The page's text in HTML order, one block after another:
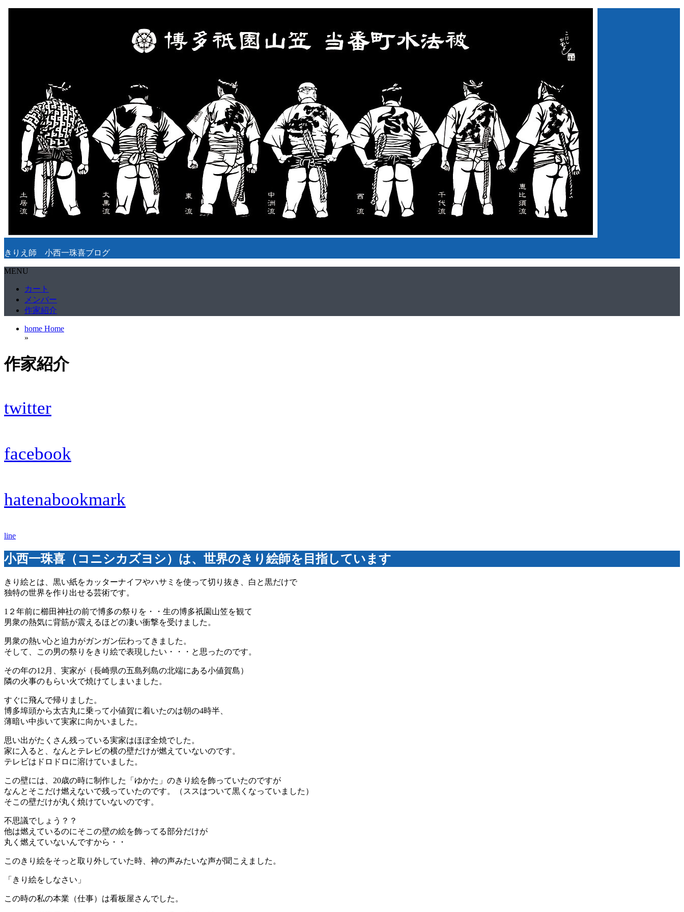
きりえ師 小西一珠喜ブログ
MENU
カート
メンバー
作家紹介
home Home
»
作家紹介
twitter
facebook
hatenabookmark
line
小西一珠喜（コニシカズヨシ）は、世界のきり絵師を目指しています
きり絵とは、黒い紙をカッターナイフやハサミを使って切り抜き、白と黒だけで
独特の世界を作り出せる芸術です。
1２年前に櫛田神社の前で博多の祭りを・・生の博多祇園山笠を観て
男衆の熱気に背筋が震えるほどの凄い衝撃を受けました。
男衆の熱い心と迫力がガンガン伝わってきました。
そして、この男の祭りをきり絵で表現したい・・・と思ったのです。
その年の12月、実家が（長崎県の五島列島の北端にある小値賀島）
隣の火事のもらい火で焼けてしまいました。
すぐに飛んで帰りました。
博多埠頭から太古丸に乗って小値賀に着いたのは朝の4時半、
薄暗い中歩いて実家に向かいました。
思い出がたくさん残っている実家はほぼ全焼でした。
家に入ると、なんとテレビの横の壁だけが燃えていないのです。
テレビはドロドロに溶けていました。
この壁には、20歳の時に制作した「ゆかた」のきり絵を飾っていたのですが
なんとそこだけ燃えないで残っていたのです。（ススはついて黒くなっていました）
そこの壁だけが丸く焼けていないのです。
不思議でしょう？？
他は燃えているのにそこの壁の絵を飾ってる部分だけが
丸く燃えていないんですから・・
このきり絵をそっと取り外していた時、神の声みたいな声が聞こえました。
「きり絵をしなさい」
この時の私の本業（仕事）は看板屋さんでした。